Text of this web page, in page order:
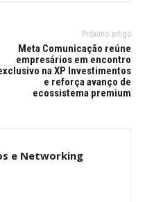
Próximo artigo
Meta Comunicação reúne
empresários em encontro
na XP Investimentos
e reforça avanço de
ecossistema premium
e Networking